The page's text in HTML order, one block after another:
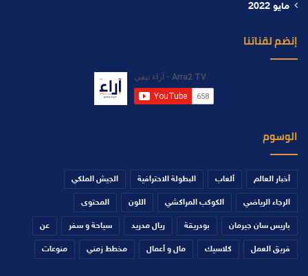
مايو 2022
إنضم لقناتنا
الوسوم
أخبار العالم ألعاب البطولة الاحترافية الجيش الملكي
الرجاء الرياضي الكوكب المراكشي اللون المحتوى
باريس سان جيرمان بودريقة ريال مدريد سياحة و سفر عن
فريق العمل كلاسيك مال و أعمال مخطط زمني منوعات